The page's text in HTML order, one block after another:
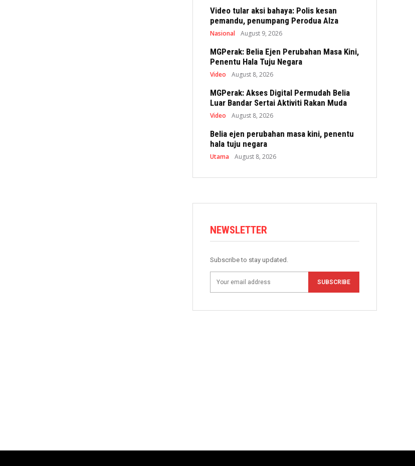
Video tular aksi bahaya: Polis kesan
pemandu, penumpang Perodua Alza
Nasional August 9, 2026
MGPerak: Belia Ejen Perubahan Masa Kini,
Penentu Hala Tuju Negara
Video August 8, 2026
MGPerak: Akses Digital Permudah Belia
Luar Bandar Sertai Aktiviti Rakan Muda
Video August 8, 2026
Belia ejen perubahan masa kini, penentu
hala tuju negara
Utama August 8, 2026
NEWSLETTER
Subscribe to stay updated.
SUBSCRIBE